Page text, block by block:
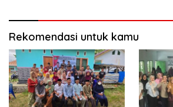
Rekomendasi untuk kamu